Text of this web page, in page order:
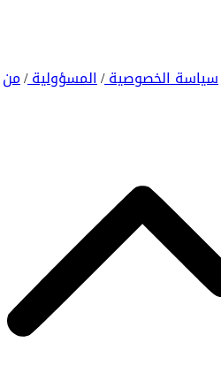
سياسة الخصوصية/ المسؤولية/ من